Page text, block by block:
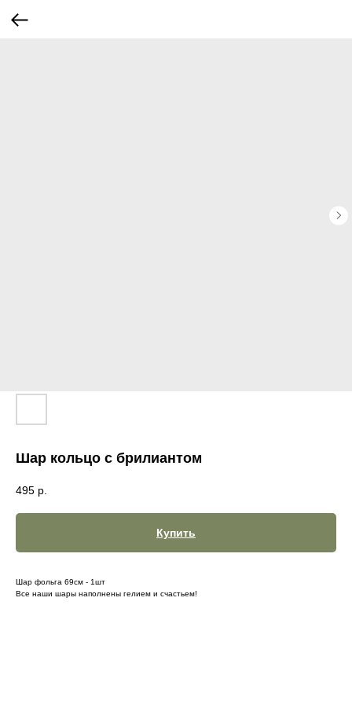
Шар кольцо с брилиантом
495 р.
Купить
Шар фольга 69см - 1шт
Все наши шары наполнены гелием и счастьем!